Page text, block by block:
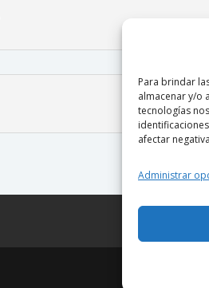
Para brindar
almacenar y/o
tecnologías
afectar
Administrar